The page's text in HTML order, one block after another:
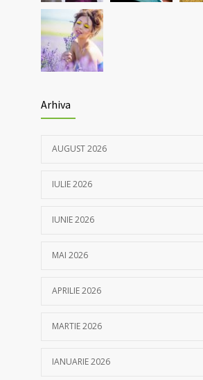
05/04/2021
Arhiva
AUGUST 2026
IULIE 2026
IUNIE 2026
MAI 2026
APRILIE 2026
MARTIE 2026
IANUARIE 2026